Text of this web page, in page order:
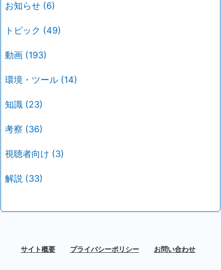
お知らせ (6)
トピック (49)
動画 (193)
環境・ツール (14)
知識 (23)
考察 (36)
視聴者向け (3)
解説 (33)
サイト概要 プライバシーポリシー お問い合わせ